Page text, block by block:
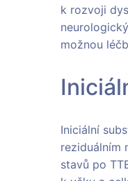
k rozvoji
možnou
Iniciální
reziduálním
stavů po